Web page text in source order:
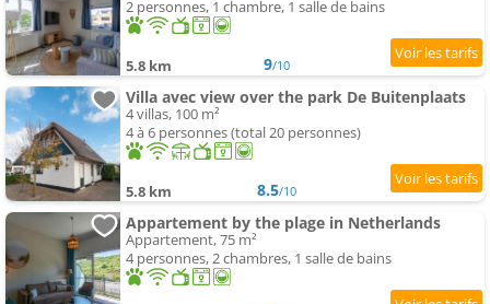
2 personnes, 1 chambre, 1 salle de bains
5.8 km 9/10
Villa avec view over the park De Buitenplaats
4 villas, 100 m²
4 à 6 personnes (total 20 personnes)
5.8 km 8.5/10
Appartement by the plage in Netherlands
Appartement, 75 m²
4 personnes, 2 chambres, 1 salle de bains